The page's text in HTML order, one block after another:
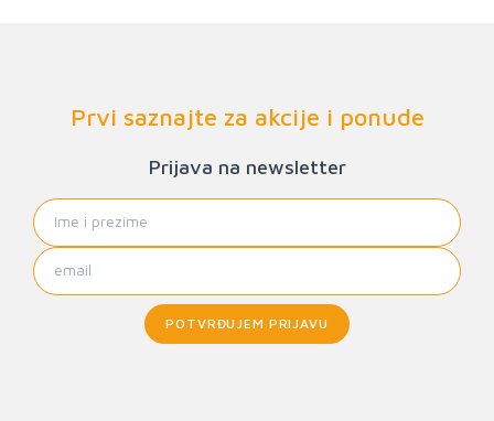
Prvi saznajte za akcije i ponude
Prijava na newsletter
POTVRĐUJEM PRIJAVU